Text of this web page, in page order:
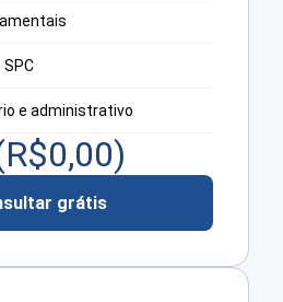
e administrativo
0,00)
grátis